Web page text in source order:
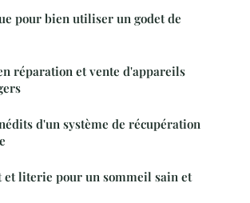
pour bien utiliser un godet de
réparation et vente d'appareils
d'un système de récupération
et literie pour un sommeil sain et